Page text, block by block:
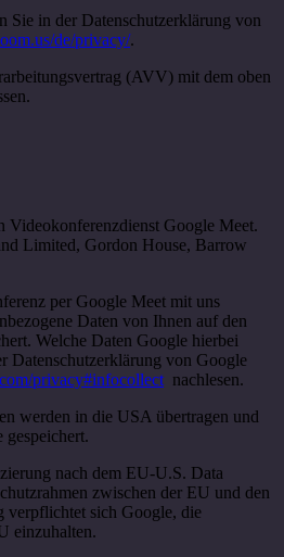
Sie in der Datenschutzerklärung von
de/privacy/.
(AVV) mit dem oben
Videokonferenzdienst Google Meet.
Limited, Gordon House, Barrow
per Google Meet mit uns
Daten von Ihnen auf den
Welche Daten Google hierbei
Datenschutzerklärung von Google
privacy#infocollect nachlesen.
werden in die USA übertragen und
nach dem EU-U.S. Data
zwischen der EU und den
sich Google, die
einzuhalten.